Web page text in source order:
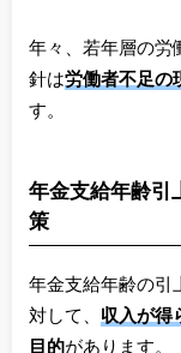
年々、若年層の労
針は労働者不足の
す。
年金支給年齢引
策
年金支給年齢の引
対して、 収入が得
目的があります。